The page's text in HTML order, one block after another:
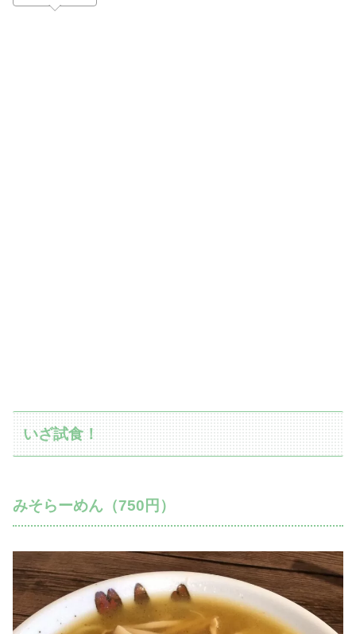
いざ試食！
みそらーめん（750円）